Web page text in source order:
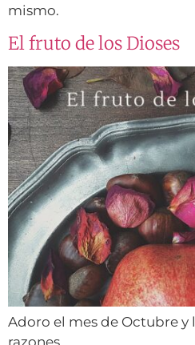
mismo.
El fruto de los Dioses
Adoro el mes de Octubre
razones.